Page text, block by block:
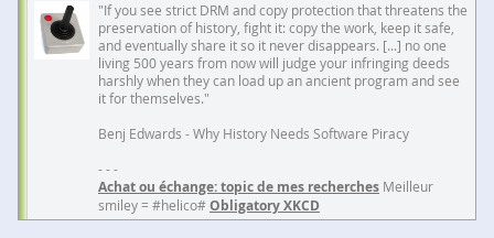
"If you see strict DRM and copy protection that threatens the
preservation of history, fight it: copy the work, keep it safe,
and eventually share it so it never disappears. [...] no one
living 500 years from now will judge your infringing deeds
harshly when they can load up an ancient program and see
it for themselves."
Benj Edwards - Why History Needs Software Piracy
- - -
Achat ou échange: topic de mes recherches Meilleur
smiley = #helico#Obligatory XKCD